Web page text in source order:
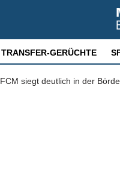
TRANSFER-GERÜCHTE
FCM siegt deutlich in der